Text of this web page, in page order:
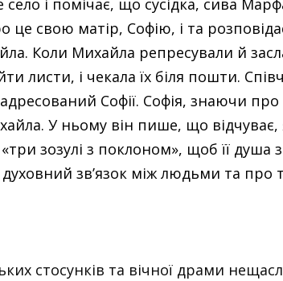
свою матір, Софію, і та
Коли Михайла репресували й
листи, і чекала їх біля пошти.
Софії. Софія, знаючи про
У ньому він пише, що
зозулі з поклоном», щоб її
зв’язок між людьми та про
стосунків та вічної драми